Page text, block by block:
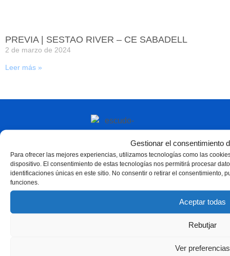
Gestionar el consentimiento
Para ofrecer las mejores experiencias, utilizamos tecnologías como las
dispositivo. El consentimiento de estas tecnologías nos permitirá procesar
identificaciones únicas en este sitio. No consentir o retirar el consentimiento,
funciones.
Aceptar todas
Rebutjar
Ver preferencias
PREVIA | SESTAO RIVER – CE SABADELL
2 de marzo de 2024
Leer más »